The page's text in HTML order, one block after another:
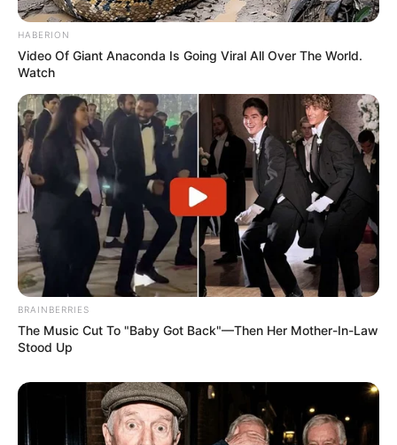
PRIX DE NOZAY notre regret dans ce
Quinté
Pour vous proposer le meilleur pronostic PMU
gagnant en 6 chevaux nous n’avons pas d’autre
HABERION
Video Of Giant Anaconda Is Going Viral All Over The World.
Watch
BRAINBERRIES
The Music Cut To "Baby Got Back"—Then Her Mother-In-Law
Stood Up